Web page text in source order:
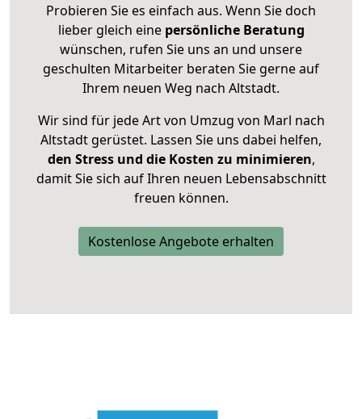
Probieren Sie es einfach aus. Wenn Sie doch
lieber gleich eine persönliche Beratung
wünschen, rufen Sie uns an und unsere
geschulten Mitarbeiter beraten Sie gerne auf
Ihrem neuen Weg nach Altstadt.
Wir sind für jede Art von Umzug von Marl nach
Altstadt gerüstet. Lassen Sie uns dabei helfen,
den Stress und die Kosten zu minimieren,
damit Sie sich auf Ihren neuen Lebensabschnitt
freuen können.
Kostenlose Angebote erhalten